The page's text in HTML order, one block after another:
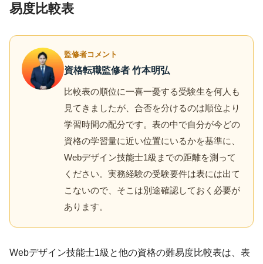
易度比較表
監修者コメント
資格転職監修者 竹本明弘
比較表の順位に一喜一憂する受験生を何人も
見てきましたが、合否を分けるのは順位より
学習時間の配分です。表の中で自分が今どの
資格の学習量に近い位置にいるかを基準に、
Webデザイン技能士1級までの距離を測って
ください。実務経験の受験要件は表には出て
こないので、そこは別途確認しておく必要が
あります。
Webデザイン技能士1級と他の資格の難易度比較表は、表